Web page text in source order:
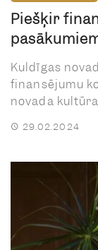
Piešķir
Kuldīgas
finansējumu
novada
29.02.2024